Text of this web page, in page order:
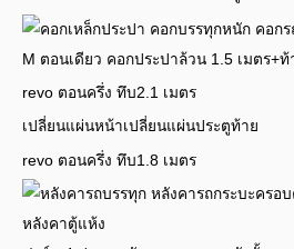
M ตอนเดียว คอกประปาล้วน 1.5 เมตร+
revo ตอนครึ่ง ทึบ2.1 เมตร
เปลี่ยนแผ่นหน้าเปลี่ยนแผ่นประตูท้าย
revo ตอนครึ่ง ทึบ1.8 เมตร